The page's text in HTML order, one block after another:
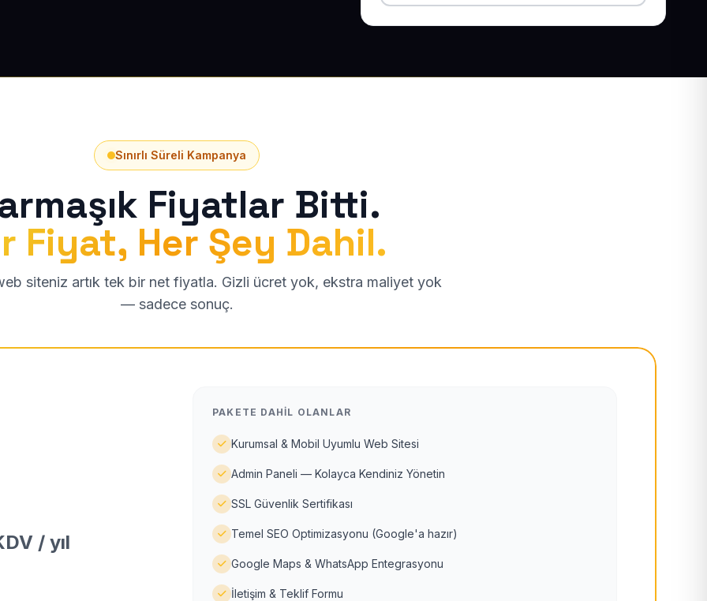
Sınırlı Süreli Kampanya
Fiyatlar Bitti.
Fiyat, Her Şey Dahil.
siteniz artık tek bir net fiyatla. Gizli ücret yok, ekstra maliyet yok
— sadece sonuç.
/ yıl
PAKETE DAHIL OLANLAR
Kurumsal & Mobil Uyumlu Web Sitesi
Admin Paneli — Kolayca Kendiniz Yönetin
SSL Güvenlik Sertifikası
Temel SEO Optimizasyonu (Google'a hazır)
Google Maps & WhatsApp Entegrasyonu
İletişim & Teklif Formu